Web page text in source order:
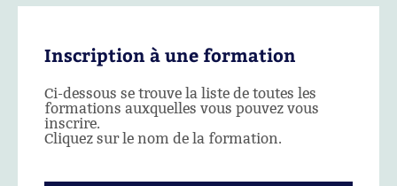
Inscription à une formation
Ci-dessous se trouve la liste de toutes les
formations auxquelles vous pouvez vous
inscrire.
Cliquez sur le nom de la formation.